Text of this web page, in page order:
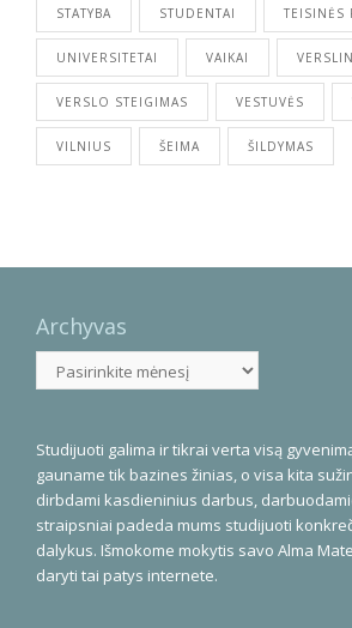
STATYBA STUDENTAI TEISINĖS
UNIVERSITETAI VAIKAI
VERSLO STEIGIMAS VESTUVĖS
VILNIUS ŠEIMA ŠILDYMAS
Archyvas
Archyvas
Studijuoti galima ir tikrai verta visą
gauname tik bazines žinias, o visa kita
dirbdami kasdieninius darbus,
straipsniai padeda mums studijuoti
dalykus. Išmokome mokytis savo Alma
daryti tai patys internete.